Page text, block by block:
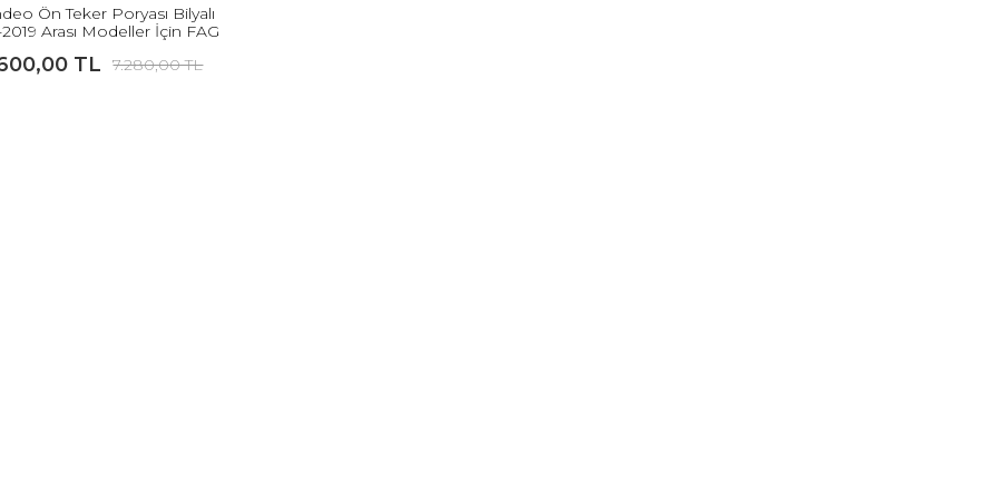
Ön Teker Poryası Bilyalı
Arası Modeller İçin FAG
TL 7.280,00 TL